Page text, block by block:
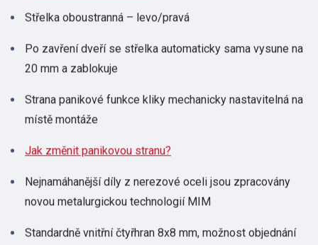
Střelka oboustranná – levo/pravá
Po zavření dveří se střelka automaticky sama vysune na
20 mm a zablokuje
Strana panikové funkce kliky mechanicky nastavitelná na
místě montáže
Jak změnit panikovou stranu?
Nejnamáhanější díly z nerezové oceli jsou zpracovány
novou metalurgickou technologií MIM
Standardně vnitřní čtyřhran 8x8 mm, možnost objednání